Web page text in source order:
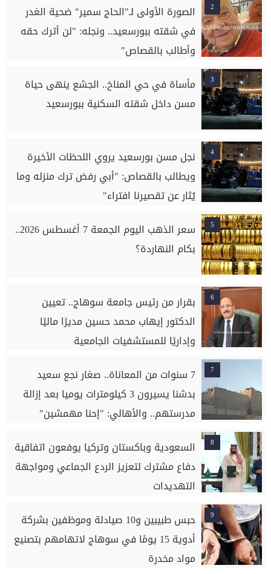
2
الصورة الأولى لـ"الحاج سمير" ضحية الغدر
في شقته ببورسعيد.. ونجله: "لن أترك حقه
وأطالب بالقصاص"
3
مأساة في حي المناخ.. الجشع ينهى حياة
مسن داخل شقته السكنية ببورسعيد
4
نجل مسن بورسعيد يروي اللحظات الأخيرة
ويطالب بالقصاص: "أبي رفض ترك منزله وما
يُثار عن تقصيرنا افتراء"
5
سعر الذهب اليوم الجمعة 7 أغسطس 2026..
بكام النهاردة؟
6
بقرار من رئيس جامعة سوهاج.. تعيين
الدكتور إيهاب محمد حسين مديرًا ماليًا
وإداريًا للمستشفيات الجامعية
7
7 سنوات من المعاناة.. صغار نجع سعيد
بدشنا يسيرون 3 كيلومترات يوميا بعد إزالة
مدرستهم.. والأهالي: "إحنا مهمشين"
8
السعودية وباكستان وتركيا يوفعون اتفاقية
دفاع مشترك لتعزيز الردع الجماعي ومواجهة
التهديدات
9
حبس طبيبين و10 صيادلة وموظفين بشركة
أدوية 15 يومًا في سوهاج لاتهامهم بتصنيع
مواد مخدرة